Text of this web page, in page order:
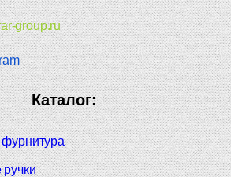
group.ru
Каталог: